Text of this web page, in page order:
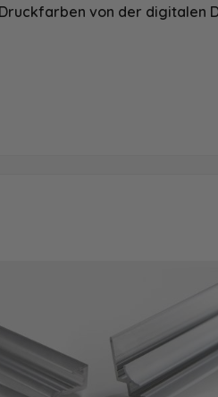
von der digitalen